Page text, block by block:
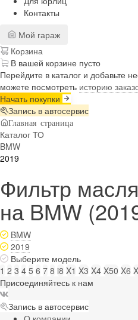
Контакты
Мой гараж
Корзина
В вашей корзине пусто
Перейдите в каталог и добавьте
можете посмотреть историю
Начать покупки
Запись в автосервис
Главная страница
Каталог ТО
BMW
2019
Фильтр
на BMW
BMW
2019
Выберите модель
1 2 3 4 5 6 7 8 i8 X1 X3 X4 X50 X6
Присоединяйтесь к нам
Запись в автосервис